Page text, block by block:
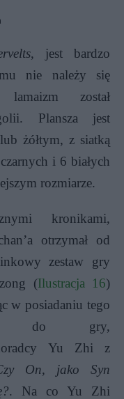
, jest bardzo
nie należy się
został
Plansza jest
żółtym, z siatką
i 6 białych
rozmiarze.
kronikami,
otrzymał od
zestaw gry
(Ilustracja 16)
w posiadaniu tego
do gry,
doradcy Yu Zhi z
On, jako Syn
. Na co Yu Zhi